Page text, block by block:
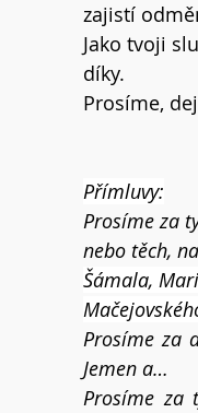
zajistí
Jako tvoji
díky.
Prosíme,
Přímluvy:
Prosíme za
nebo těch,
Šámala,
Prosíme za
Jemen a…
Prosíme za